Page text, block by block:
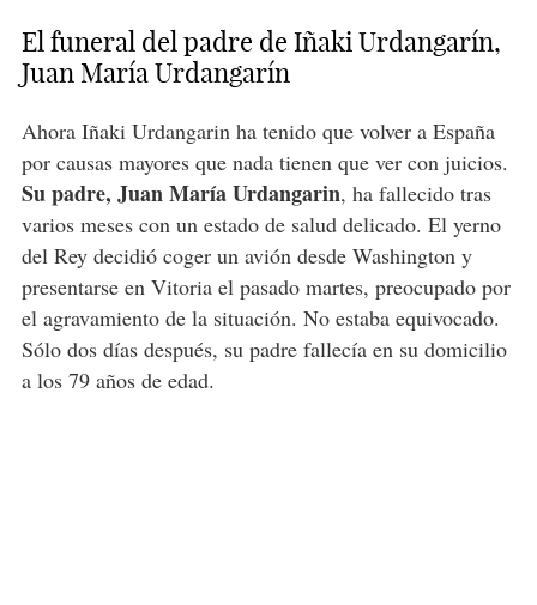
El funeral del padre de Iñaki Urdangarín,
Juan María Urdangarín
Ahora Iñaki Urdangarin ha tenido que volver a España
por causas mayores que nada tienen que ver con juicios.
Su padre, Juan María Urdangarin, ha fallecido tras
varios meses con un estado de salud delicado. El yerno
del Rey decidió coger un avión desde Washington y
presentarse en Vitoria el pasado martes, preocupado por
el agravamiento de la situación. No estaba equivocado.
Sólo dos días después, su padre fallecía en su domicilio
a los 79 años de edad.